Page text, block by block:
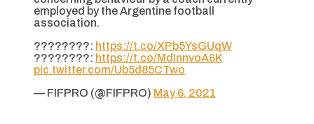
employed by the Argentine football
association.
????????: https://t.co/XPb5YsGUqW
????????: https://t.co/MdInnvoA6K
pic.twitter.com/Ub5d85CTwo
— FIFPRO (@FIFPRO) May 6, 2021